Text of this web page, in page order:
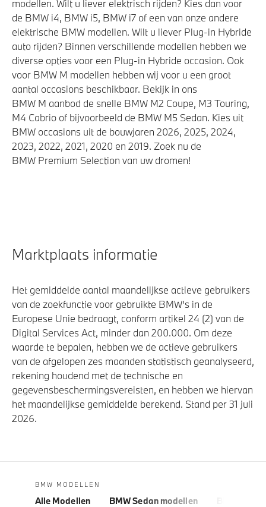
modellen. Wilt u liever elektrisch rijden? Kies dan voor
de BMW i4, BMW i5, BMW i7 of een van onze andere
elektrische BMW modellen. Wilt u liever Plug-in Hybride
auto rijden? Binnen verschillende modellen hebben we
diverse opties voor een Plug-in Hybride occasion. Ook
voor BMW M modellen hebben wij voor u een groot
aantal occasions beschikbaar. Bekijk in ons
BMW M aanbod de snelle BMW M2 Coupe, M3 Touring,
M4 Cabrio of bijvoorbeeld de BMW M5 Sedan. Kies uit
BMW occasions uit de bouwjaren 2026, 2025, 2024,
2023, 2022, 2021, 2020 en 2019. Zoek nu de
BMW Premium Selection van uw dromen!
Marktplaats informatie
Het gemiddelde aantal maandelijkse actieve gebruikers
van de zoekfunctie voor gebruikte BMW's in de
Europese Unie bedraagt, conform artikel 24 (2) van de
Digital Services Act, minder dan 200.000. Om deze
waarde te bepalen, hebben we de actieve gebruikers
van de afgelopen zes maanden statistisch geanalyseerd,
rekening houdend met de technische en
gegevensbeschermingsvereisten, en hebben we hiervan
het maandelijkse gemiddelde berekend. Stand per 31 juli
2026.
BMW MODELLEN
Alle Modellen BMW Sedan modellen